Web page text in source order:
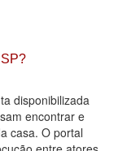
disponibilizada
encontrar e
casa. O portal